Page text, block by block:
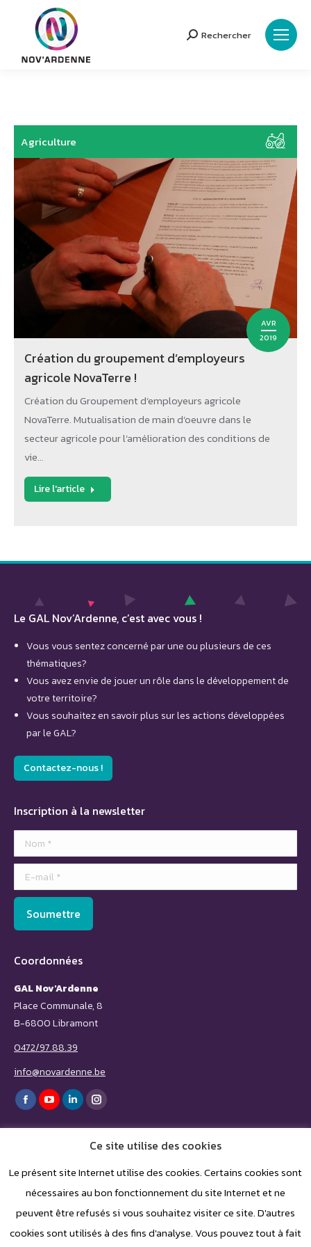
Search:
Rechercher
AVR
2019
Agriculture
Création du groupement d’employeurs
agricole NovaTerre !
Création du Groupement d’employeurs agricole
NovaTerre. Mutualisation de main d’oeuvre dans le
secteur agricole pour l’amélioration des conditions de
vie…
Lire l'article
Le GAL Nov’Ardenne, c’est avec vous !
Vous vous sentez concerné par une ou plusieurs de ces
thématiques?
Vous avez envie de jouer un rôle dans le développement de
votre territoire?
Vous souhaitez en savoir plus sur les actions développées
par le GAL?
Contactez-nous !
Inscription à la newsletter
Nom *
E-mail *
Soumettre
Coordonnées
GAL Nov'Ardenne
Place Communale, 8
B-6800 Libramont
0472/97.88.39
info@novardenne.be
Trouvez nous sur :
Facebook
page
in
new
window
YouTube
page
in
new
window
LinkedIn
page
opens
in
new
window
Instagram
page
opens
in
new
window
Ce site utilise des cookies
Le présent site Internet utilise des cookies. Certains cookies sont
nécessaires au bon fonctionnement du site Internet et ne
peuvent être refusés si vous souhaitez visiter ce site. D'autres
cookies sont utilisés à des fins d'analyse. Vous pouvez tout à fait